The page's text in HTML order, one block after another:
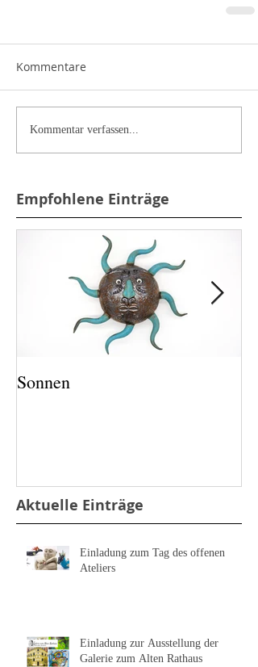
Kommentare
Kommentar verfassen...
Empfohlene Einträge
Sonnen
Aktuelle Einträge
Einladung zum Tag des offenen
Ateliers
Einladung zur Ausstellung der
Galerie zum Alten Rathaus